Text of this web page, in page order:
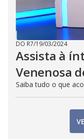
DO R7/19/03/2024
Assista à
Venenosa
Saiba tudo o que